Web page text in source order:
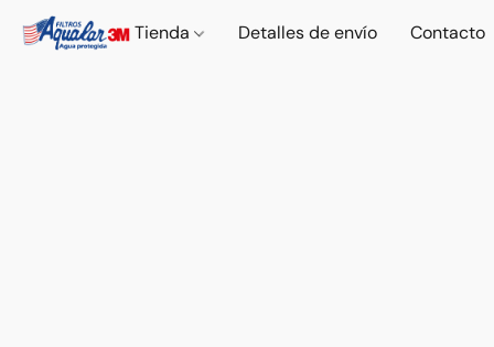
Tienda Detalles de envío Contacto